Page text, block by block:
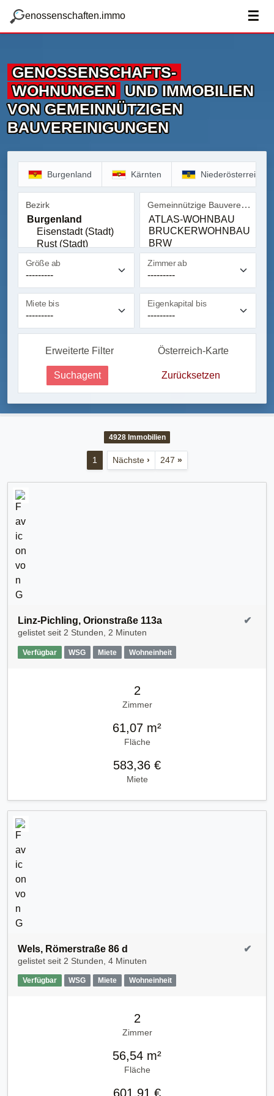
g
enossenschaften.immo ☰
GENOSSENSCHAFTS­
WOHNUNGEN UND IMMOBILIEN
VON GEMEINNÜTZIGEN
BAUVEREINIGUNGEN
Burgenland Kärnten Niederösterreich
Bezirk
Bezirk
Gemeinnützige Bauvereinigung
Gemeinnützige
Größe ab Zimmer ab
Miete bis Eigenkapital bis
Erweiterte Filter Österreich-Karte
Suchagent Zurücksetzen
4928Immobilien
1 Nächste › 247 »
Linz-Pichling, Orionstraße 113a
gelistet seit 2 Stunden, 2 Minuten
Verfügbar WSG Miete Wohneinheit
✔
2
Zimmer
61,07 m²
Fläche
583,36 €
Miete
Wels, Römerstraße 86 d
gelistet seit 2 Stunden, 4 Minuten
Verfügbar WSG Miete Wohneinheit
✔
2
Zimmer
56,54 m²
Fläche
601,91 €